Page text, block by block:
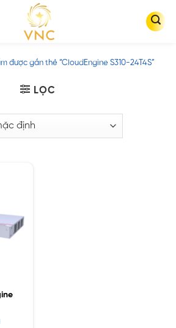
được gắn thẻ “CloudEngine S310-24T4S”
LỌC